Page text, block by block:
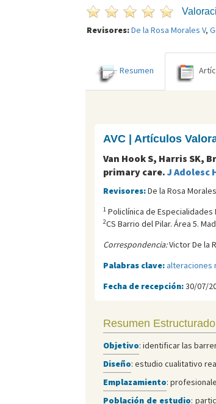
Revisores:De la Rosa Morales V,
Resumen
AVC | Artículos
Van Hook S, Harris SK,
primary care. J Adolesc
Revisores:De la Rosa
1Policlí­nica de Especialidades
2CS Barrio del Pilar. Área 5.
Correspondencia:Victor De la
Palabras clave:alteraciones
Fecha de recepción:30/07/
Resumen Estructurado
Objetivo: identificar las
Diseño: estudio cualitativo
Emplazamiento:
Población de estudio: